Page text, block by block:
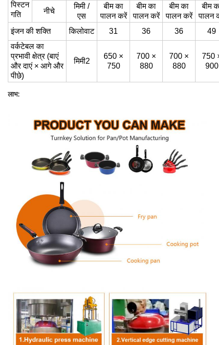
पिस्टन
गति
नीचे
मिमी /
एस
बीम का
पालन करें
बीम का
पालन करें
बीम का
पालन करें
बीम
पालन
इंजन की शक्ति
किलोवाट 31 36 36
49
वर्कटेबल का
प्रभावी क्षेत्र (बाएं
और दाएं × आगे और
पीछे)
मिमी2
650 ×
750
700 ×
880
700 ×
880
750
900
लाभ: